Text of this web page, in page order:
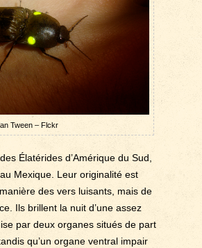
Tween – Flckr
Élatérides d’Amérique du Sud,
Mexique. Leur originalité est
des vers luisants, mais de
Ils brillent la nuit d’une assez
par deux organes situés de part
qu’un organe ventral impair